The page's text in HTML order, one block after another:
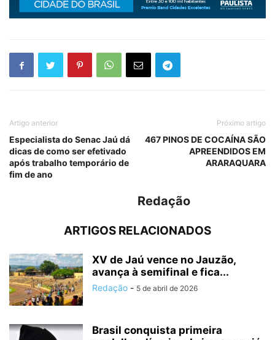
Artigo anterior
Especialista do Senac Jaú dá
dicas de como ser efetivado
após trabalho temporário de
fim de ano
Próximo artigo
467 PINOS DE COCAÍNA SÃO
APREENDIDOS EM
ARARAQUARA
Redação
ARTIGOS RELACIONADOS
XV de Jaú vence no Jauzão,
avança à semifinal e fica...
Redação - 5 de abril de 2026
Brasil conquista primeira